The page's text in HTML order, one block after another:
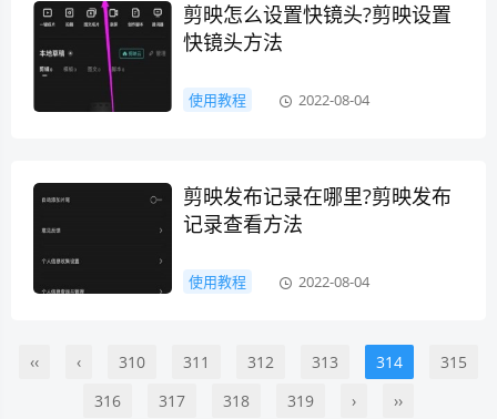
剪映怎么设置快镜头?剪映设置
快镜头方法
使用教程 2022-08-04
剪映发布记录在哪里?剪映发布
记录查看方法
使用教程 2022-08-04
‹‹ ‹ 310 311 312 313 314
315
316
317 318 319 › ››